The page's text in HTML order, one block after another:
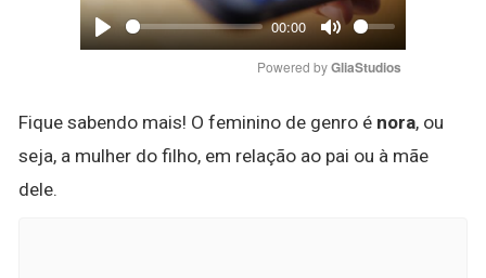
Play
00:00
Mute
Powered by GliaStudios
Fique sabendo mais! O feminino de genro é nora, ou
seja, a mulher do filho, em relação ao pai ou à mãe
dele.